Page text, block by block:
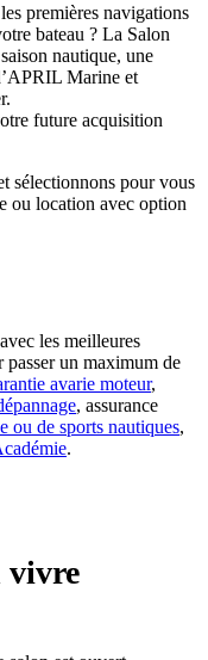
premières navigations
bateau ? La Salon
nautique, une
Marine et
future acquisition
sélectionnons pour vous
ou location avec option
les meilleures
passer un maximum de
avarie moteur,
, assurance
ou de sports nautiques,
.
vivre